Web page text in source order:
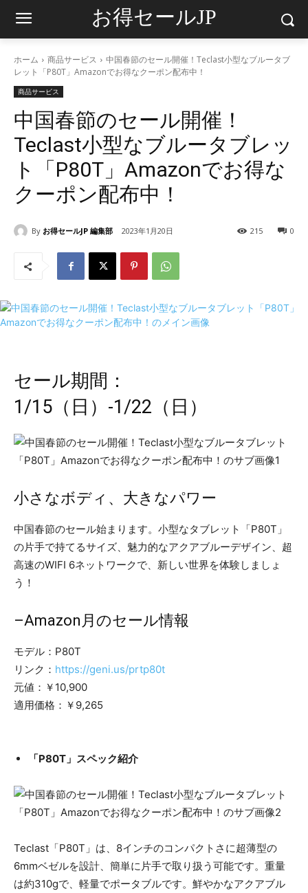
お得セールJP
ホーム 商品サービス
中国春節のセール開催！Teclast小型なブルータブ
レット「P80T」Amazonでお得なクーポン配布中！
商品サービス
中国春節のセール開催！
Teclast小型なブルータブレッ
ト「P80T」Amazonでお得な
クーポン配布中！
By お得セールJP 編集部 2023年1月20日 0
215
セール期間：
1/15（日）-1/22（日）
小さなボディ、大きなパワー
中国春節のセール始まります。小型なタブレット「P80T」
の片手で持てるサイズ、魅力的なアクアブルーデザイン、超
高速のWIFI 6ネットワークで、新しい世界を体験しましょ
う！
–Amazon月のセール情報
モデル：P80T
リンク： https://geni.us/prtp80t
元値：￥10,900
適用価格：￥9,265
「P80T」スペック紹介
Teclast「P80T」は、8インチのコンパクトさに超薄型の
6mmベゼルを設計、簡単に片手で取り扱う可能です。重量
は約310gで、軽量でポータブルです。鮮やかなアクアブル